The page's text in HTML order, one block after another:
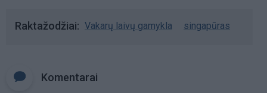
Raktažodžiai Vakarų laivų gamykla singapūras
Komentarai